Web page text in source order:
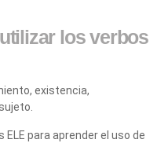
los verbos
existencia,
para aprender el uso de